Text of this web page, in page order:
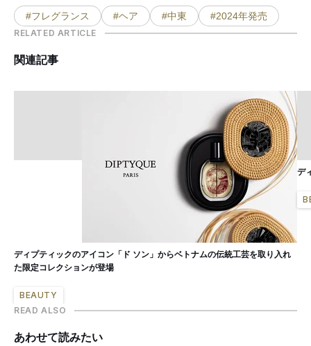
#フレグランス #ヘア #中東 #2024年発売
RELATED ARTICLE
関連記事
ディプティックのアイコン「ド ソン」からベトナムの伝統工芸を取り入れ
た限定コレクションが登場
BEAUTY
デ
READ ALSO
あわせて読みたい